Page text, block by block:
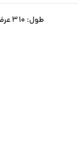
طول: 310 عرض : 310 ارتفاع:70